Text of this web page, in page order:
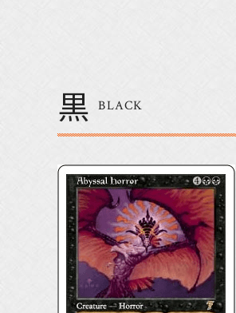
黒 BLACK